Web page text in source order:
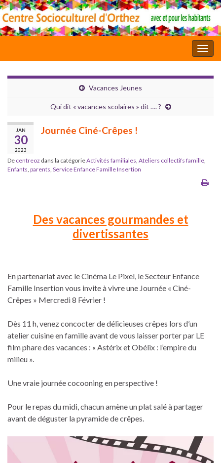
Vacances Jeunes
Qui dit « vacances scolaires » dit …. ?
JAN
30
2023
Journée Ciné-Crêpes !
De centreoz dans la catégorieActivités familiales, Ateliers collectifs famille,
Enfants, parents, Service Enfance Famille Insertion
Des vacances gourmandes et
divertissantes
En partenariat avec le Cinéma Le Pixel, le Secteur Enfance
Famille Insertion vous invite à vivre une Journée « Ciné-
Crêpes » Mercredi 8 Février !
Dès 11 h, venez concocter de délicieuses crêpes lors d’un
atelier cuisine en famille avant de vous laisser porter par LE
film phare des vacances : « Astérix et Obélix : l’empire du
milieu ».
Une vraie journée cocooning en perspective !
Pour le repas du midi, chacun amène un plat salé à partager
avant de déguster la pyramide de crêpes.